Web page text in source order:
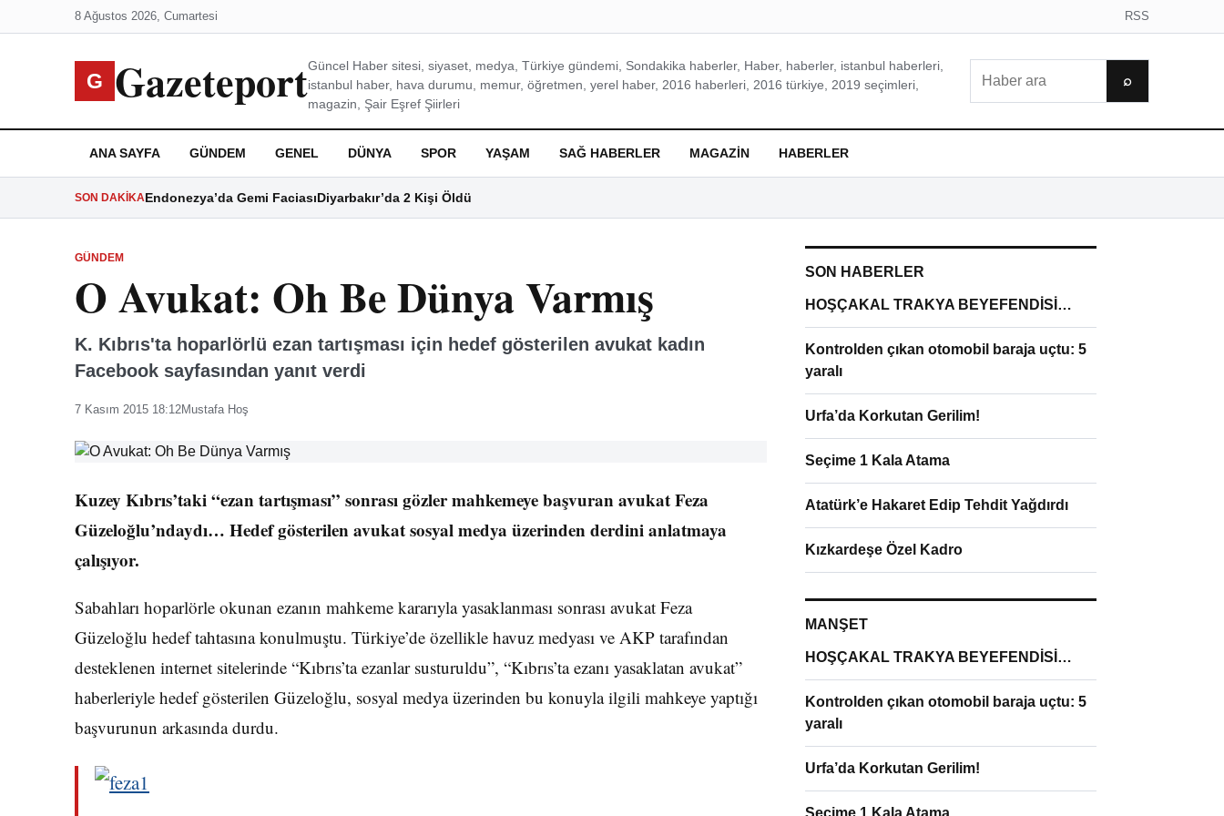
8 Ağustos 2026, Cumartesi RSS
G GazeteportGüncel Haber sitesi, siyaset, medya, Türkiye gündemi, Sondakika haberler, Haber, haberler, istanbul haberleri,
istanbul haber, hava durumu, memur, öğretmen, yerel haber, 2016 haberleri, 2016 türkiye, 2019 seçimleri,
magazin, Şair Eşref Şiirleri
⌕
ANA SAYFA GÜNDEM GENEL DÜNYA SPOR YAŞAM SAĞ HABERLER MAGAZIN HABERLER
SON DAKIKAEndonezya’da Gemi FaciasıDiyarbakır’da 2 Kişi Öldü
GÜNDEM
O Avukat: Oh Be Dünya Varmış
K. Kıbrıs'ta hoparlörlü ezan tartışması için hedef gösterilen avukat kadın
Facebook sayfasından yanıt verdi
7 Kasım 2015 18:12Mustafa Hoş
Kuzey Kıbrıs’taki “ezan tartışması” sonrası gözler mahkemeye başvuran avukat Feza
Güzeloğlu’ndaydı… Hedef gösterilen avukat sosyal medya üzerinden derdini anlatmaya
çalışıyor.
Sabahları hoparlörle okunan ezanın mahkeme kararıyla yasaklanması sonrası avukat Feza
Güzeloğlu hedef tahtasına konulmuştu. Türkiye’de özellikle havuz medyası ve AKP tarafından
desteklenen internet sitelerinde “Kıbrıs’ta ezanlar susturuldu”, “Kıbrıs’ta ezanı yasaklatan avukat”
haberleriyle hedef gösterilen Güzeloğlu, sosyal medya üzerinden bu konuyla ilgili mahkeye yaptığı
başvurunun arkasında durdu.
SON HABERLER
HOŞÇAKAL TRAKYA BEYEFENDİSİ…
Kontrolden çıkan otomobil baraja uçtu: 5
yaralı
Urfa’da Korkutan Gerilim!
Seçime 1 Kala Atama
Atatürk’e Hakaret Edip Tehdit Yağdırdı
Kızkardeşe Özel Kadro
MANŞET
HOŞÇAKAL TRAKYA BEYEFENDİSİ…
Kontrolden çıkan otomobil baraja uçtu: 5
yaralı
Urfa’da Korkutan Gerilim!
Seçime 1 Kala Atama